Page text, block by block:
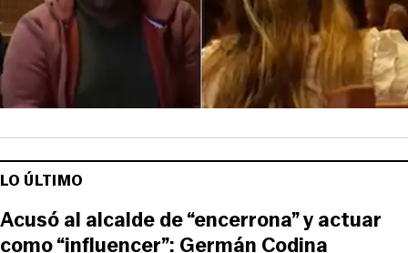
LO ÚLTIMO
Acusó al alcalde de “encerrona” y actuar
como “influencer”: Germán Codina